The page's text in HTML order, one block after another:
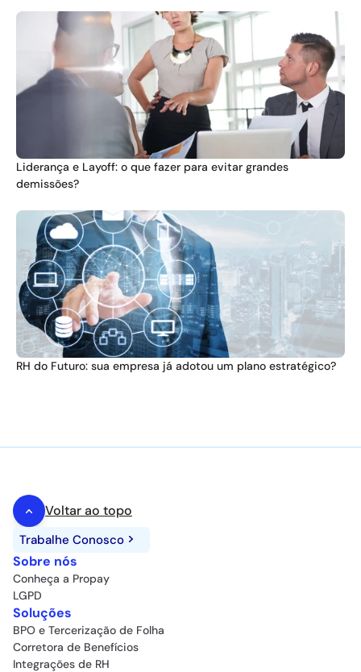
Liderança e Layoff: o que fazer para evitar grandes
demissões?
RH do Futuro: sua empresa já adotou um plano estratégico?
Voltar ao topo
Trabalhe Conosco
Sobre nós
Conheça a Propay
LGPD
Soluções
BPO e Tercerização de Folha
Corretora de Benefícios
Integrações de RH